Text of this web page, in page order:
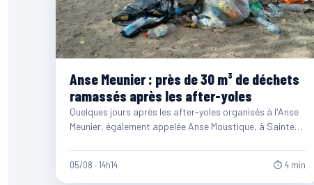
Anse Meunier : près de 30 m³ de déchets
ramassés après les after-yoles
Quelques jours après les after-yoles organisés à l'Anse
Meunier, également appelée Anse Moustique, à Sainte-
05/08 · 14h14 ⏱ 4 min